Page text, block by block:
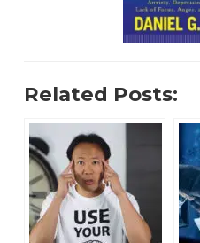
Related Posts: